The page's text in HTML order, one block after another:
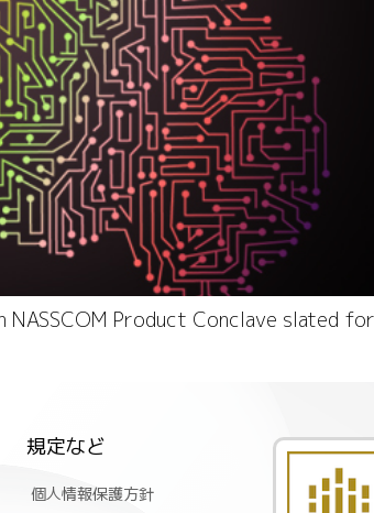
Product Conclave slated
規定など
個人情報保護方針